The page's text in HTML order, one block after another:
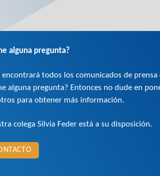
alguna pregunta?
encontrará todos los comunicados de prensa
alguna pregunta? Entonces no dude en
para obtener más información.
colega Silvia Feder está a su disposición.